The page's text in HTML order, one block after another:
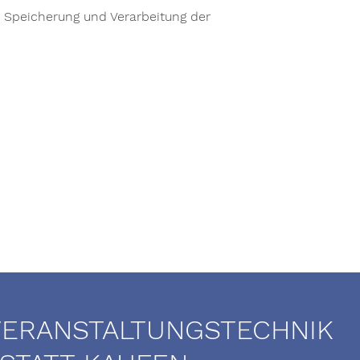
Speicherung und Verarbeitung der